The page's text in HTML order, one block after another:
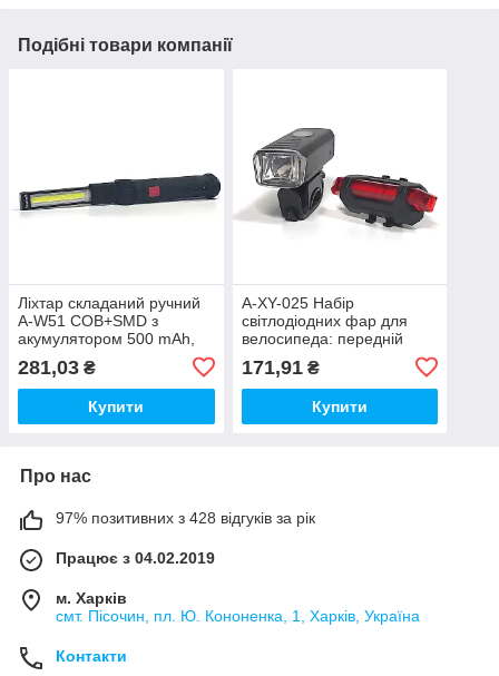
Подібні товари компанії
Ліхтар складаний ручний
A-W51 COB+SMD з
акумулятором 500 mAh,
гачком для кріплення та
магнітом. Біле та червоне
світло.
281,03 ₴
Купити
A-XY-025 Набір
світлодіодних фар для
велосипеда: передній
білий і задній червоний.
Акумулятор 500 mAh
171,91₴
Купити
Про нас
97% позитивних з 428 відгуків за рік
Працює з 04.02.2019
м. Харків
смт. Пісочин, пл. Ю. Кононенка, 1, Харків, Україна
Контакти